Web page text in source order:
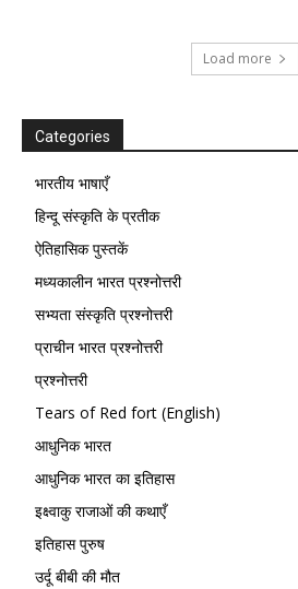
Load more
Categories
भारतीय भाषाएँ
हिन्दू संस्कृति के प्रतीक
ऐतिहासिक पुस्तकें
मध्यकालीन भारत प्रश्नोत्तरी
सभ्यता संस्कृति प्रश्नोत्तरी
प्राचीन भारत प्रश्नोत्तरी
प्रश्नोत्तरी
Tears of Red fort (English)
आधुनिक भारत
आधुनिक भारत का इतिहास
इक्ष्वाकु राजाओं की कथाएँ
इतिहास पुरुष
उर्दू बीबी की मौत